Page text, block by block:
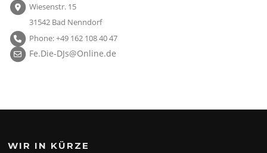
Wiesenstr. 15
31542 Bad Nenndorf
Phone: +49 162 108 40 47
Fe.Die-DJs@Online.de
WIR IN KÜRZE